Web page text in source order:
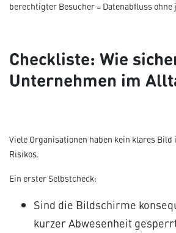
berechtigter Besucher = Datenabfluss ohne
Checkliste: Wie
Unternehmen im
Viele Organisationen haben kein klares
Risikos.
Ein erster Selbstcheck:
Sind die Bildschirme
kurzer Abwesenheit